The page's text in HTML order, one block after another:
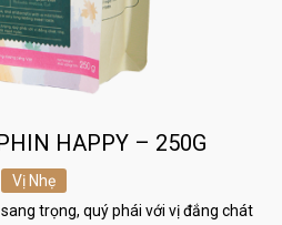
HAPPY – 250G
Vị Nhẹ
trọng, quý phái với vị đắng chát